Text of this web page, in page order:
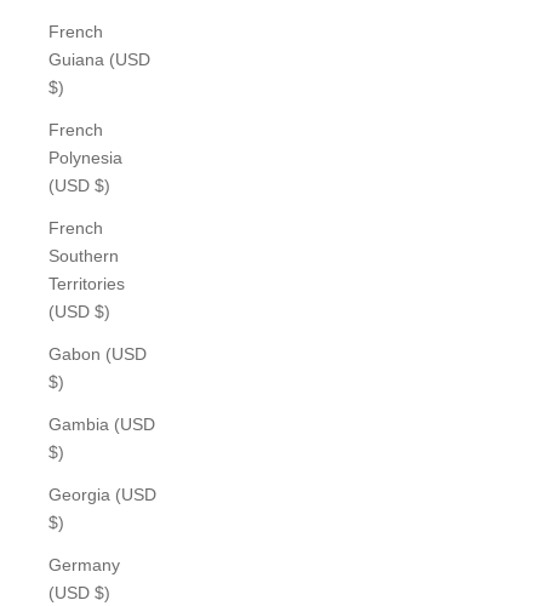
French
Guiana (USD
$)
French
Polynesia
(USD $)
French
Southern
Territories
(USD $)
Gabon (USD
$)
Gambia (USD
$)
Georgia (USD
$)
Germany
(USD $)